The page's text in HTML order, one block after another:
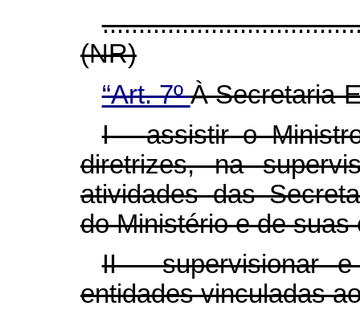
(NR)
“Art. 7ºÀ Secretaria-
I - assistir o
diretrizes, na
atividades das
do Ministério e de
II - supervisionar
entidades vinculadas